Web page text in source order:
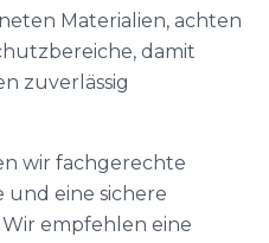
Materialien, achten
damit
zuverlässig
wir fachgerechte
eine sichere
empfehlen eine